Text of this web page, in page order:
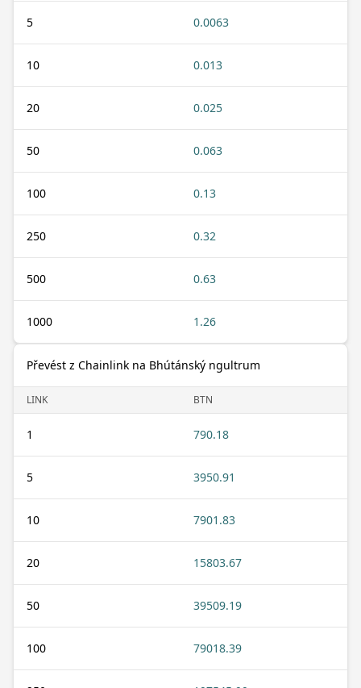
5 0.0063
10 0.013
20 0.025
50 0.063
100 0.13
250 0.32
500 0.63
1000 1.26
Převést z Chainlink na Bhútánský ngultrum
LINK BTN
1 790.18
5 3950.91
10 7901.83
20 15803.67
50 39509.19
100 79018.39